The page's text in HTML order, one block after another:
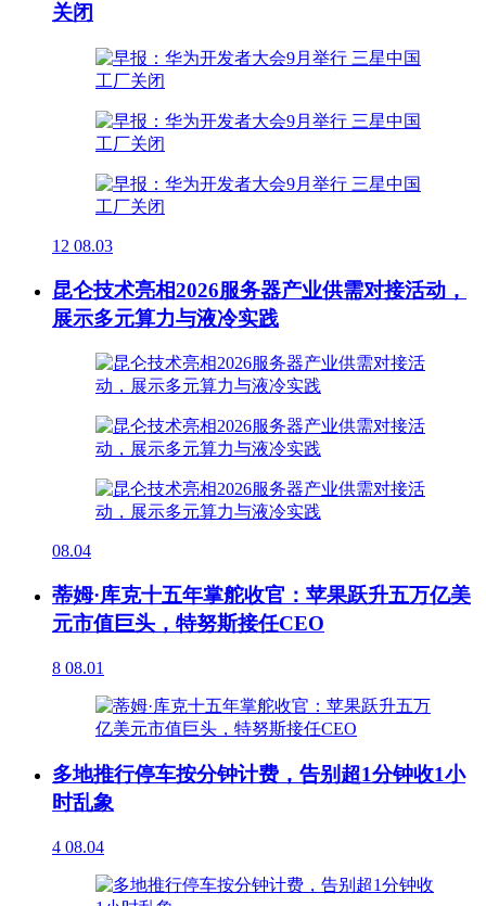
关闭
12 08.03
昆仑技术亮相2026服务器产业供需对接活动，
展示多元算力与液冷实践
08.04
蒂姆·库克十五年掌舵收官：苹果跃升五万亿美
元市值巨头，特努斯接任CEO
8 08.01
多地推行停车按分钟计费，告别超1分钟收1小
时乱象
4 08.04